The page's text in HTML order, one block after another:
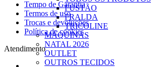
FUSTÃO
FRALDA
TRICOLINE
MÁQUINAS
NATAL 2026
OUTLET
OUTROS TECIDOS
Tempo de Garantia
Termos de uso
Trocas e devoluções
Política de cookies
Atendimento